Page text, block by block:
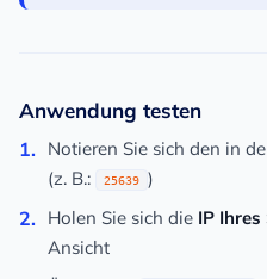
Anwendung testen
Notieren Sie sich den in
(z. B.:
25639 )
Holen Sie sich die IP Ihres
Ansicht